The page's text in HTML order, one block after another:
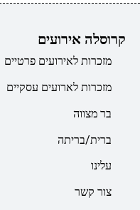
קרוסלה אירועים
מזכרות לאירועים פרטיים
מזכרות לארועים עסקיים
בר מצווה
ברית/בריתה
עלינו
צור קשר